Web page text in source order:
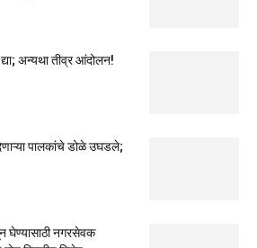
अन्यथा तीव्र आंदोलन!
देणाऱ्या पालकांचे डोळे उघडले;
घेण्यासाठी नगरसेवक